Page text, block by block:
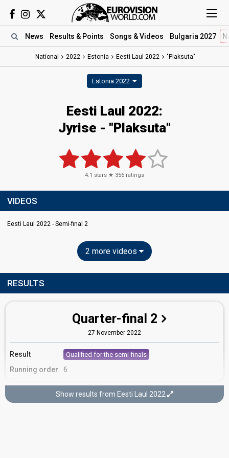
News Results & Points Songs & Videos Bulgaria 2027
National 2022 Estonia Eesti Laul 2022 "Plaksuta"
Estonia 2022
Eesti Laul 2022:
Jyrise - "Plaksuta"
4.1 stars ★ 356 ratings
VIDEOS
Eesti Laul 2022 - Semi-final 2
2 more videos
RESULTS
Quarter-final 2
27 November 2022
Result Qualified for the semi-finals
Running order 6
Semi-final 2
Show results from Eesti Laul 2022